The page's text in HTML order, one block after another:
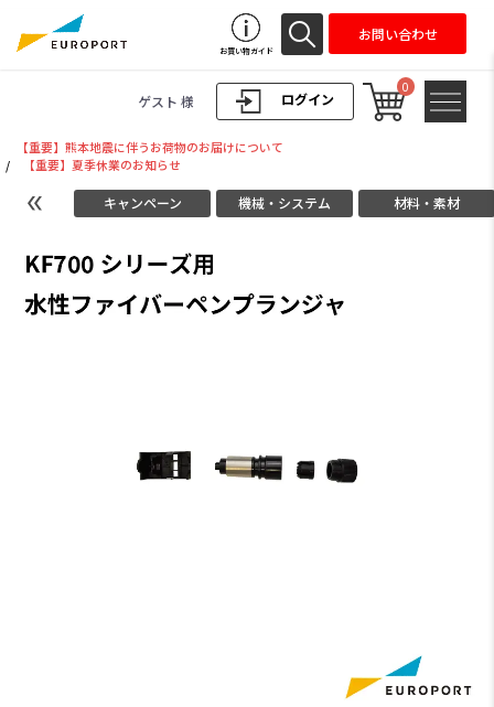
ログイン
ゲスト 様
0
お買い物ガイド
お問い合わせ
【重要】熊本地震に伴うお荷物のお届けについて
/
【重要】夏季休業のお知らせ
キャンペーン 機械・システム 材料・素材